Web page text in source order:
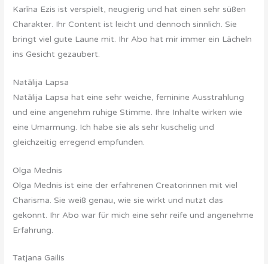
Karīna Ezis ist verspielt, neugierig und hat einen sehr süßen
Charakter. Ihr Content ist leicht und dennoch sinnlich. Sie
bringt viel gute Laune mit. Ihr Abo hat mir immer ein Lächeln
ins Gesicht gezaubert.
Natālija Lapsa
Natālija Lapsa hat eine sehr weiche, feminine Ausstrahlung
und eine angenehm ruhige Stimme. Ihre Inhalte wirken wie
eine Umarmung. Ich habe sie als sehr kuschelig und
gleichzeitig erregend empfunden.
Olga Mednis
Olga Mednis ist eine der erfahrenen Creatorinnen mit viel
Charisma. Sie weiß genau, wie sie wirkt und nutzt das
gekonnt. Ihr Abo war für mich eine sehr reife und angenehme
Erfahrung.
Tatjana Gailis